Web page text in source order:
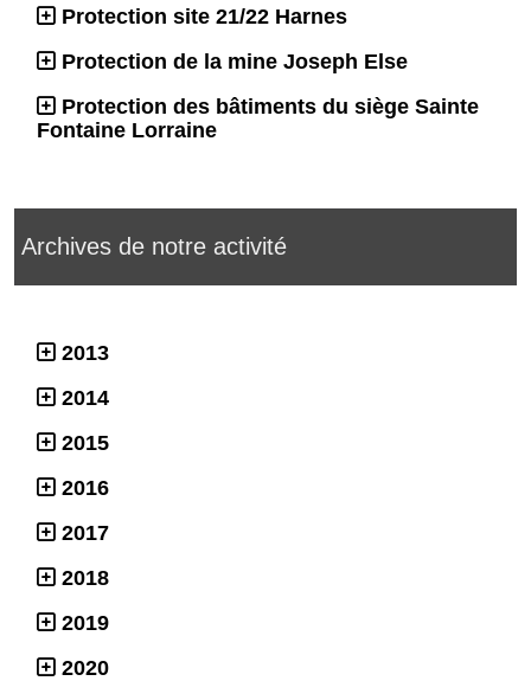
Protection site 21/22 Harnes
Protection de la mine Joseph Else
Protection des bâtiments du siège Sainte
Fontaine Lorraine
Archives de notre activité
2013
2014
2015
2016
2017
2018
2019
2020